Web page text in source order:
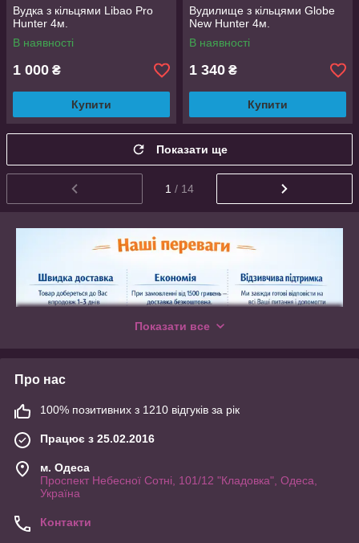
Вудка з кільцями Libao Pro
Hunter 4м.
В наявності
1 000 ₴
Купити
Вудилище з кільцями Globe
New Hunter 4м.
В наявності
1 340 ₴
Купити
Показати ще
1 / 14
Показати все
Про нас
100% позитивних з 1210 відгуків за рік
Працює з 25.02.2016
м. Одеса
Проспект Небесної Сотні, 101/12 "Кладовка", Одеса,
Україна
Контакти